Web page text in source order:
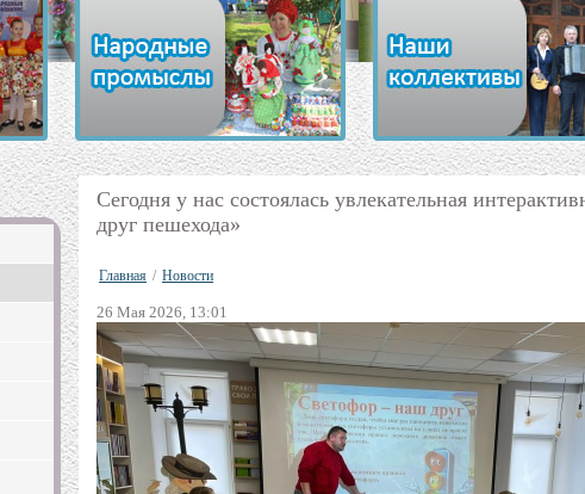
Сегодня у нас состоялась увлекательная
друг пешехода»
Главная / Новости
26 Мая 2026, 13:01